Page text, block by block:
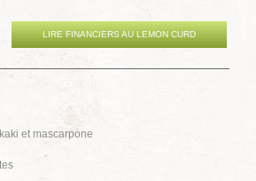
LIRE FINANCIERS AU LEMON CURD
et mascarpone